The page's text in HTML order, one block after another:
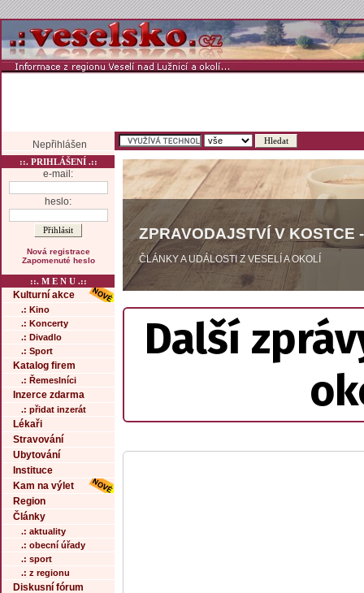
Nepřihlášen
::. PRIHLÁŠENÍ .::
e-mail:
heslo:
Nová registrace
Zapomenuté heslo
::. M E N U .::
Kulturní akce
.: Kino
.: Koncerty
.: Divadlo
.: Sport
Katalog firem
.: Řemeslníci
Inzerce zdarma
.: přidat inzerát
Lékaři
Stravování
Ubytování
Instituce
Kam na výlet
Region
Články
.: aktuality
.: obecní úřady
.: sport
.: z regionu
Diskusní fórum
ZPRAVODAJSTVÍ V KOSTCE
ČLÁNKY A UDÁLOSTI Z VESELÍ A OKOLÍ
Další